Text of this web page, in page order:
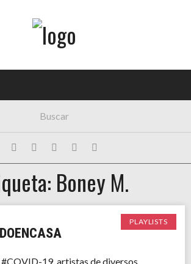
Boney M.
PLAYLISTS
#COVID-19, artistas de diversos